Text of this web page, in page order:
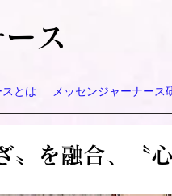
ス
スとは メッセンジャーナース
〟を融合、〝